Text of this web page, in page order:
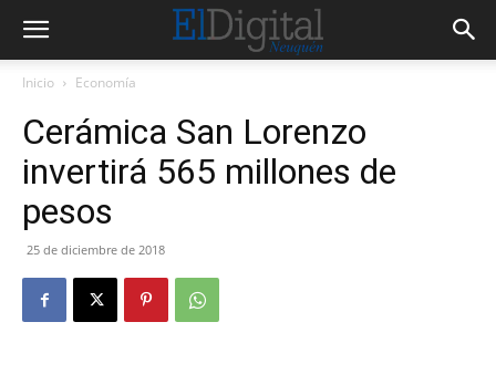
Inicio Economía
Cerámica San Lorenzo
invertirá 565 millones de
pesos
25 de diciembre de 2018